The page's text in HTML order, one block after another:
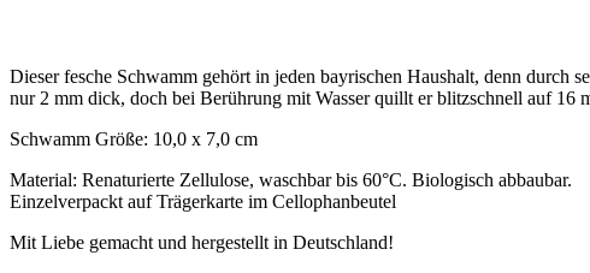
Dieser fesche Schwamm gehört in jeden bayrischen Haushalt, denn durch
nur 2 mm dick, doch bei Berührung mit Wasser quillt er blitzschnell auf 16
Schwamm Größe: 10,0 x 7,0 cm
Material: Renaturierte Zellulose, waschbar bis 60°C. Biologisch abbaubar.
Einzelverpackt auf Trägerkarte im Cellophanbeutel
Mit Liebe gemacht und hergestellt in Deutschland!